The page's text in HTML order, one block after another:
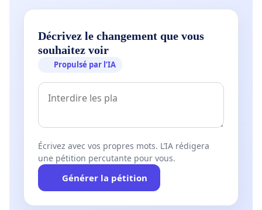
Décrivez le changement que vous
souhaitez voir
Propulsé par l’IA
Écrivez avec vos propres mots. L’IA rédigera
une pétition percutante pour vous.
Générer la pétition